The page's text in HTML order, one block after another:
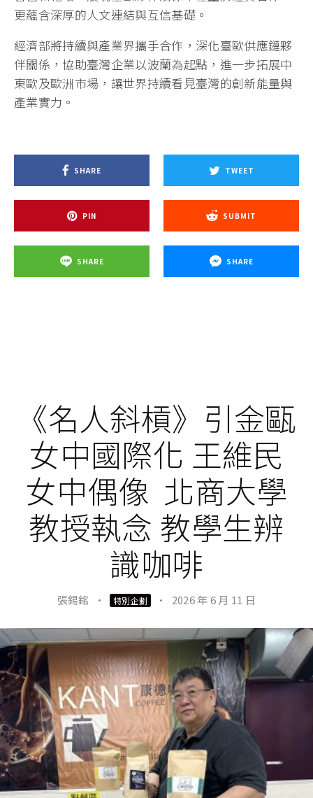
更蘊含深厚的人文連結與互信基礎。
經濟部將持續與產業界攜手合作，深化臺歐供應鏈夥
伴關係，協助臺灣企業以波蘭為起點，進一步拓展中
東歐及歐洲市場，讓世界持續看見臺灣的創新能量與
產業實力。
SHARE TWEET
PIN SUBMIT
SHARE SHARE
《名人斜槓》引金甌
女中國際化 王維民
女中偶像 北商大學
教授執念 教學生辨
識咖啡
張錫銘 · 特別企劃 · 2026 年 6 月 11 日